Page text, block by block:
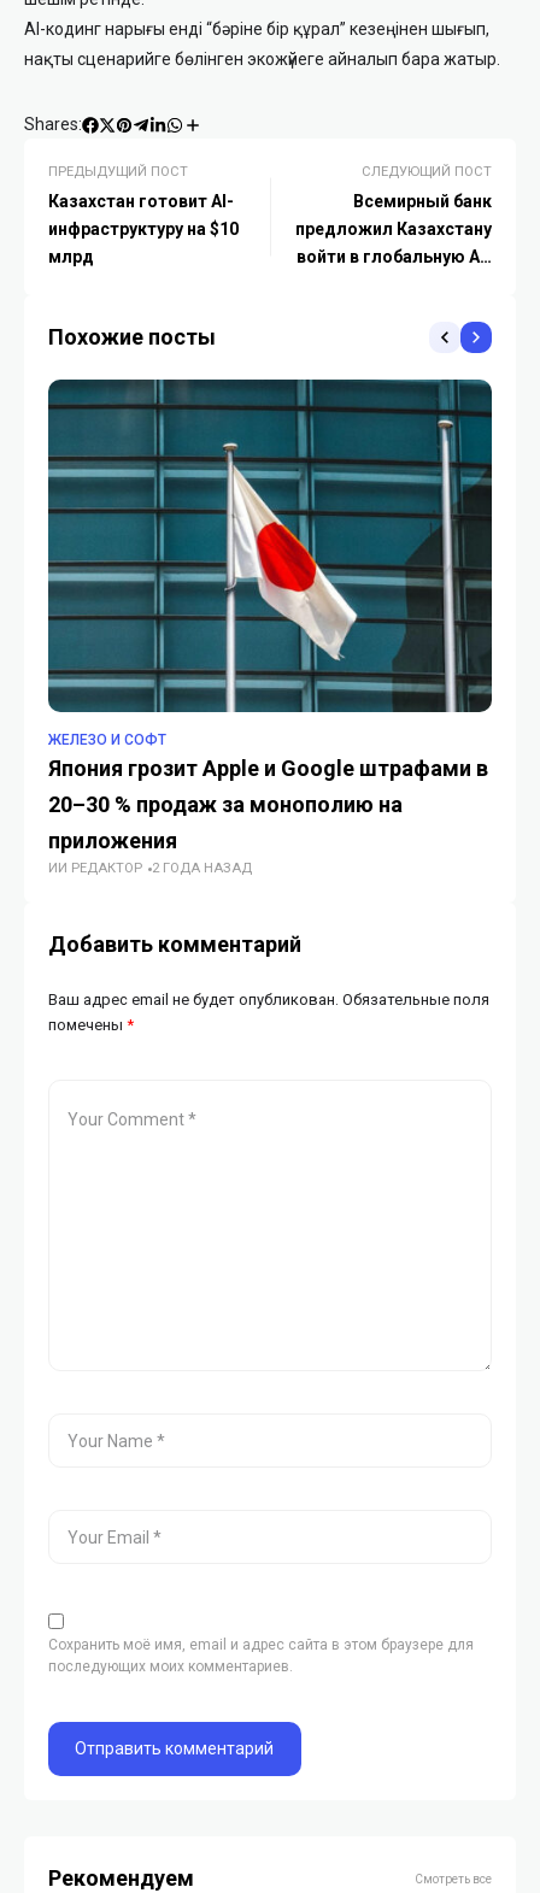
AI-кодинг нарығы енді “бәріне бір құрал” кезеңінен шығып,
нақты сценарийге бөлінген экожүйеге айналып бара жатыр.
Shares:
ПРЕДЫДУЩИЙ ПОСТ
Казахстан готовит AI-
инфраструктуру на $10
млрд
СЛЕДУЮЩИЙ ПОСТ
Всемирный банк
предложил Казахстану
войти в глобальную AI-
Похожие посты
ЖЕЛЕЗО И СОФТ
Япония грозит Apple и Google штрафами в
20–30 % продаж за монополию на
приложения
ИИ РЕДАКТОР 2 ГОДА НАЗАД
Добавить комментарий
Ваш адрес email не будет опубликован. Обязательные поля
помечены *
Сохранить моё имя, email и адрес сайта в этом браузере для
последующих моих комментариев.
Рекомендуем Смотреть все